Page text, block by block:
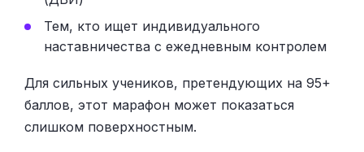
Тем, кто ищет индивидуального
наставничества с ежедневным контролем
Для сильных учеников, претендующих на 95+
баллов, этот марафон может показаться
слишком поверхностным.